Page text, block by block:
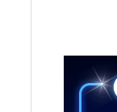
나·기자회견·주요 정
즈 통항 제한 추진…